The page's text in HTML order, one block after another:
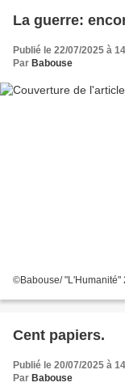
La guerre:
Publié le 22/07/2025 à
Par Babouse
©Babouse/ "L'Humanité"
Cent papiers.
Publié le 20/07/2025 à
Par Babouse